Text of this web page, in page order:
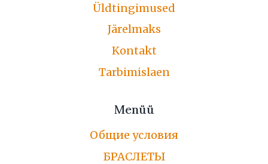
Üldtingimused
Järelmaks
Kontakt
Tarbimislaen
Menüü
Общие условия
БРАСЛЕТЫ